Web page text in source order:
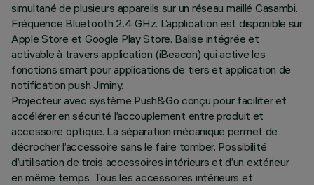
simultané de plusieurs appareils sur un réseau maillé Casambi.
Fréquence Bluetooth 2.4 GHz. L’application est disponible sur
Apple Store et Google Play Store. Balise intégrée et
activable à travers application (iBeacon) qui active les
fonctions smart pour applications de tiers et application de
notification push Jiminy.
Projecteur avec système Push&Go conçu pour faciliter et
accélérer en sécurité l’accouplement entre produit et
accessoire optique. La séparation mécanique permet de
décrocher l’accessoire sans le faire tomber. Possibilité
d’utilisation de trois accessoires intérieurs et d’un extérieur
en même temps. Tous les accessoires intérieurs et